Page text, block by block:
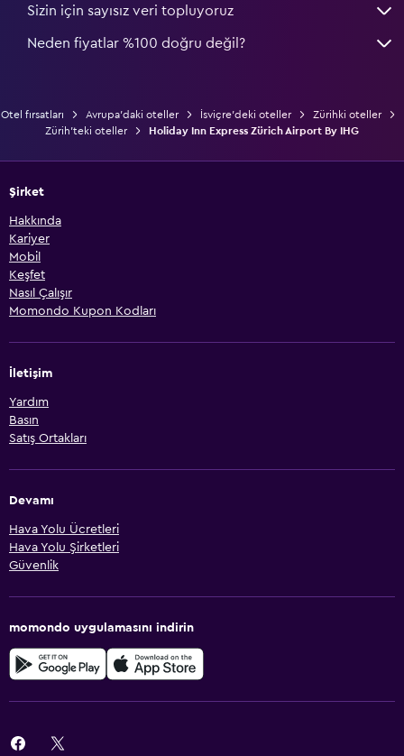
Sizin için sayısız veri topluyoruz
Neden fiyatlar %100 doğru değil?
Otel fırsatları Avrupa'daki oteller İsviçre'deki oteller
Zürihki oteller
Zürih'teki oteller
Holiday Inn Express Zürich Airport By IHG
Şirket
Hakkında
Kariyer
Mobil
Keşfet
Nasıl Çalışır
Momondo Kupon Kodları
İletişim
Yardım
Basın
Satış Ortakları
Devamı
Hava Yolu Ücretleri
Hava Yolu Şirketleri
Güvenlik
momondo uygulamasını indirin